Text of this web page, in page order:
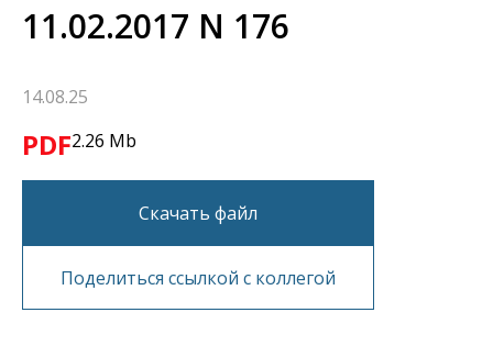
11.02.2017 N 176
14.08.25
PDF2.26 Mb
Скачать файл
Поделиться ссылкой с коллегой